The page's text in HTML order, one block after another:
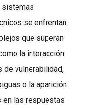
sistemas
se enfrentan
que superan
la interacción
de vulnerabilidad,
o la aparición
las respuestas